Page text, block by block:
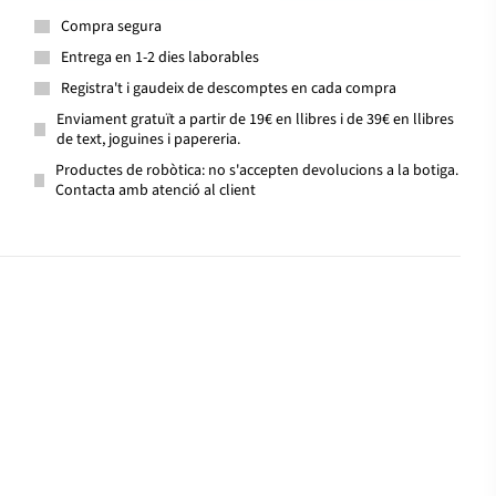
Compra segura
Entrega en 1-2 dies laborables
Registra't i gaudeix de descomptes en cada compra
Enviament gratuït a partir de 19€ en llibres i de 39€ en llibres
de text, joguines i papereria.
Productes de robòtica: no s'accepten devolucions a la botiga.
Contacta amb atenció al client